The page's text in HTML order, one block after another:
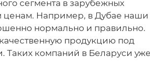
сегмента в зарубежных
ценам. Например, в Дубае наши
нормально и правильно.
продукцию под
компаний в Беларуси уже